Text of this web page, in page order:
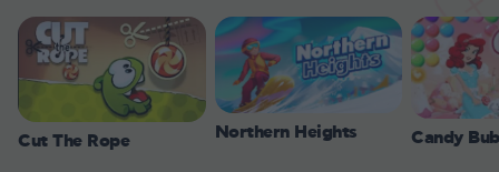
Cut The Rope Northern Heights Candy